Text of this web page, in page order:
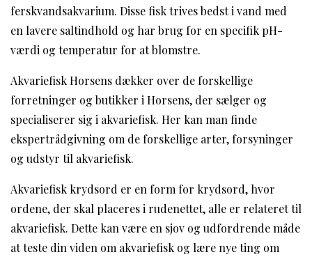
ferskvandsakvarium. Disse fisk trives bedst i vand med
en lavere saltindhold og har brug for en specifik pH-
værdi og temperatur for at blomstre.
Akvariefisk Horsens dækker over de forskellige
forretninger og butikker i Horsens, der sælger og
specialiserer sig i akvariefisk. Her kan man finde
ekspertrådgivning om de forskellige arter, forsyninger
og udstyr til akvariefisk.
Akvariefisk krydsord er en form for krydsord, hvor
ordene, der skal placeres i rudenettet, alle er relateret til
akvariefisk. Dette kan være en sjov og udfordrende måde
at teste din viden om akvariefisk og lære nye ting om